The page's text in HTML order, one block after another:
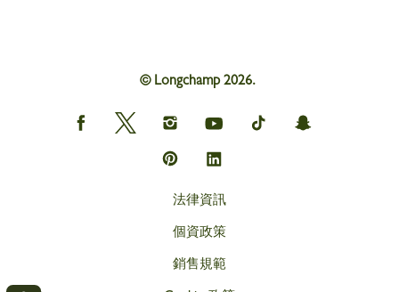
© Longchamp 2026.
Longchamp
on
Longchamp
on
Longchamp
on
Instagram
Longchamp
on
youtube
Longchamp
on
Longchamp
on
Longchamp
on
Longchamp
on
法律資訊
個資政策
銷售規範